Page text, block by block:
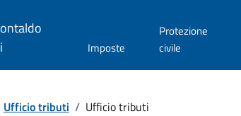
Imposte
Protezione
civile
Ufficio tributi / Ufficio tributi